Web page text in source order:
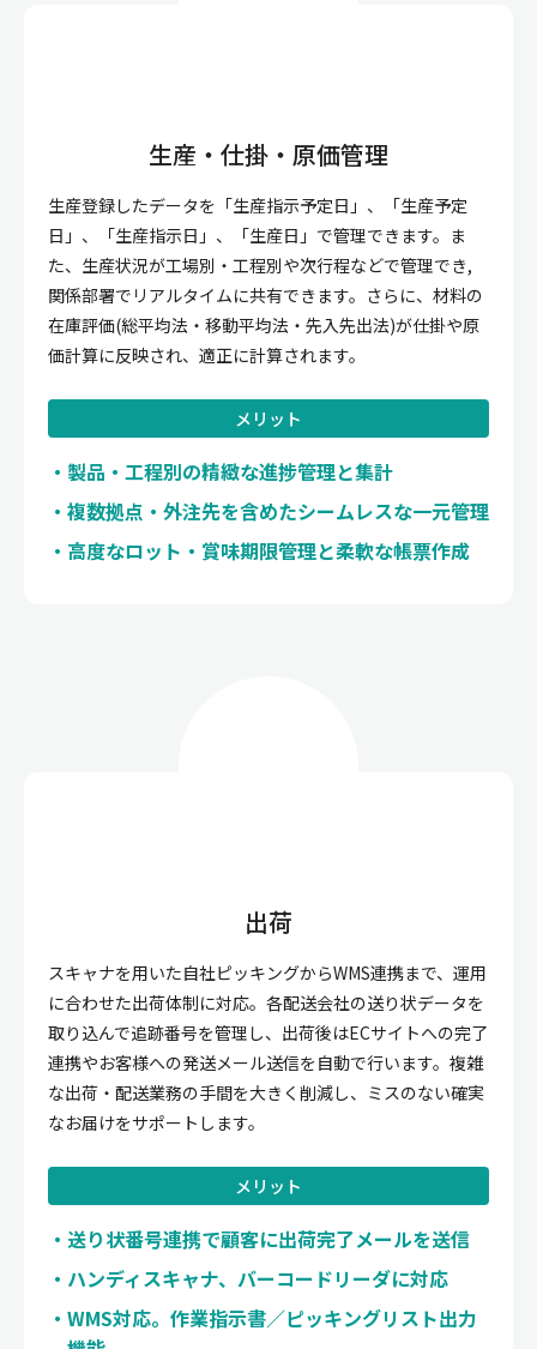
生産・仕掛・原価管理
生産登録したデータを「生産指示予定日」、「生産予定
日」、「生産指示日」、「生産日」で管理できます。ま
た、生産状況が工場別・工程別や次行程などで管理でき,
関係部署でリアルタイムに共有できます。さらに、材料の
在庫評価(総平均法・移動平均法・先入先出法)が仕掛や原
価計算に反映され、適正に計算されます。
メリット
製品・工程別の精緻な進捗管理と集計
複数拠点・外注先を含めたシームレスな一元管理
高度なロット・賞味期限管理と柔軟な帳票作成
出荷
スキャナを用いた自社ピッキングからWMS連携まで、運用
に合わせた出荷体制に対応。各配送会社の送り状データを
取り込んで追跡番号を管理し、出荷後はECサイトへの完了
連携やお客様への発送メール送信を自動で行います。複雑
な出荷・配送業務の手間を大きく削減し、ミスのない確実
なお届けをサポートします。
メリット
送り状番号連携で顧客に出荷完了メールを送信
ハンディスキャナ、バーコードリーダに対応
WMS対応。作業指示書／ピッキングリスト出力